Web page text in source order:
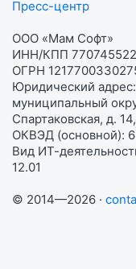
Пресс-центр
ООО «Мам Софт»
ИНН/КПП
ОГРН
Юридический
муниципальный
Спартаковская, д.
ОКВЭД (основной):
Вид ИТ-
12.01
© 2014—2026 ·